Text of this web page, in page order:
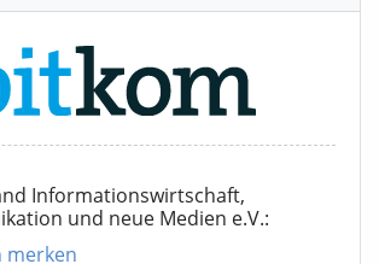
Informationswirtschaft,
und neue Medien e.V.: